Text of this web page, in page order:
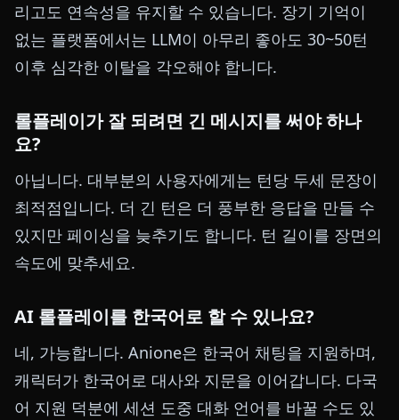
리고도 연속성을 유지할 수 있습니다. 장기 기억이
없는 플랫폼에서는 LLM이 아무리 좋아도 30~50턴
이후 심각한 이탈을 각오해야 합니다.
롤플레이가 잘 되려면 긴 메시지를 써야 하나
요?
아닙니다. 대부분의 사용자에게는 턴당 두세 문장이
최적점입니다. 더 긴 턴은 더 풍부한 응답을 만들 수
있지만 페이싱을 늦추기도 합니다. 턴 길이를 장면의
속도에 맞추세요.
AI 롤플레이를 한국어로 할 수 있나요?
네, 가능합니다. Anione은 한국어 채팅을 지원하며,
캐릭터가 한국어로 대사와 지문을 이어갑니다. 다국
어 지원 덕분에 세션 도중 대화 언어를 바꿀 수도 있